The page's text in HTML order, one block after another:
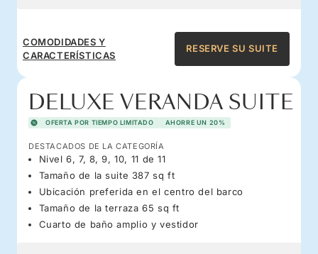
COMODIDADES Y
CARACTERÍSTICAS
RESERVE SU SUITE
DELUXE VERANDA SUITE
OFERTA POR TIEMPO LIMITADO AHORRE UN 20%
DESTACADOS DE LA CATEGORÍA
Nivel 6, 7, 8, 9, 10, 11 de 11
Tamaño de la suite 387 sq ft
Ubicación preferida en el centro del barco
Tamaño de la terraza 65 sq ft
Cuarto de baño amplio y vestidor